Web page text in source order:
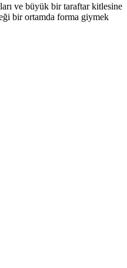
ve büyük bir taraftar kitlesine
bir ortamda forma giymek